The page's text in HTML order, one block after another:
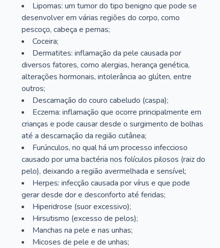
Lipomas: um tumor do tipo benigno que pode se
desenvolver em várias regiões do corpo, como
pescoço, cabeça e pernas;
Coceira;
Dermatites: inflamação da pele causada por
diversos fatores, como alergias, herança genética,
alterações hormonais, intolerância ao glúten, entre
outros;
Descamação do couro cabeludo (caspa);
Eczema: inflamação que ocorre principalmente em
crianças e pode causar desde o surgimento de bolhas
até a descamação da região cutânea;
Furúnculos, no qual há um processo infeccioso
causado por uma bactéria nos folículos pilosos (raiz do
pelo), deixando a região avermelhada e sensível;
Herpes: infecção causada por vírus e que pode
gerar desde dor e desconforto até feridas;
Hiperidrose (suor excessivo);
Hirsutismo (excesso de pelos);
Manchas na pele e nas unhas;
Micoses de pele e de unhas;